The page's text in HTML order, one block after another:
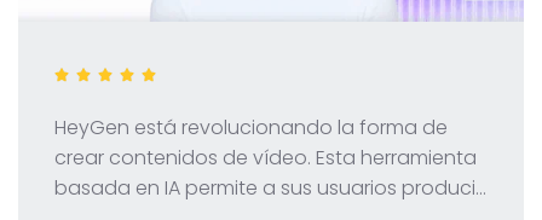
HeyGen está revolucionando la forma de
crear contenidos de vídeo. Esta herramienta
basada en IA permite a sus usuarios producir